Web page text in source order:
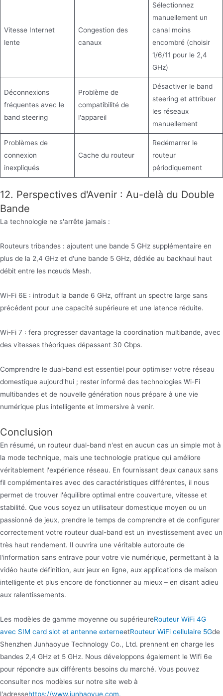
Vitesse Internet
lente
Congestion des
canaux
Sélectionnez
manuellement un
canal moins
encombré (choisir
1/6/11 pour le 2,4
GHz)
Déconnexions
fréquentes avec le
band steering
Problème de
compatibilité de
l'appareil
Désactiver le band
steering et attribuer
les réseaux
manuellement
Problèmes de
connexion
inexpliqués
Cache du routeur
Redémarrer le
routeur
périodiquement
12. Perspectives d'Avenir : Au-delà du Double
Bande
La technologie ne s'arrête jamais :
Routeurs tribandes : ajoutent une bande 5 GHz supplémentaire en
plus de la 2,4 GHz et d'une bande 5 GHz, dédiée au backhaul haut
débit entre les nœuds Mesh.
Wi-Fi 6E : introduit la bande 6 GHz, offrant un spectre large sans
précédent pour une capacité supérieure et une latence réduite.
Wi-Fi 7 : fera progresser davantage la coordination multibande, avec
des vitesses théoriques dépassant 30 Gbps.
Comprendre le dual-band est essentiel pour optimiser votre réseau
domestique aujourd'hui ; rester informé des technologies Wi-Fi
multibandes et de nouvelle génération nous prépare à une vie
numérique plus intelligente et immersive à venir.
Conclusion
En résumé, un routeur dual-band n'est en aucun cas un simple mot à
la mode technique, mais une technologie pratique qui améliore
véritablement l'expérience réseau. En fournissant deux canaux sans
fil complémentaires avec des caractéristiques différentes, il nous
permet de trouver l'équilibre optimal entre couverture, vitesse et
stabilité. Que vous soyez un utilisateur domestique moyen ou un
passionné de jeux, prendre le temps de comprendre et de configurer
correctement votre routeur dual-band est un investissement avec un
très haut rendement. Il ouvrira une véritable autoroute de
l'information sans entrave pour votre vie numérique, permettant à la
vidéo haute définition, aux jeux en ligne, aux applications de maison
intelligente et plus encore de fonctionner au mieux – en disant adieu
aux ralentissements.
Les modèles de gamme moyenne ou supérieureRouteur WiFi 4G
avec SIM card slot et antenne externeetRouteur WiFi cellulaire 5Gde
Shenzhen Junhaoyue Technology Co., Ltd. prennent en charge les
bandes 2,4 GHz et 5 GHz. Nous développons également le Wifi 6e
pour répondre aux différents besoins du marché. Vous pouvez
consulter nos modèles sur notre site web à
l'adressehttps://www.junhaoyue.com.